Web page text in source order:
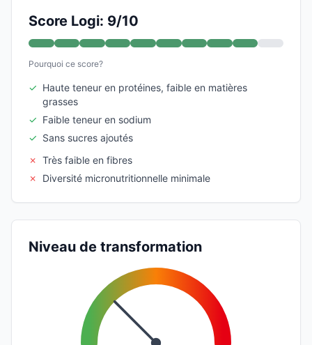
Score Logi: 9/10
Pourquoi ce score?
✓ Haute teneur en protéines, faible en matières
grasses
✓ Faible teneur en sodium
✓ Sans sucres ajoutés
✗ Très faible en fibres
✗
Diversité micronutritionnelle minimale
Niveau de transformation